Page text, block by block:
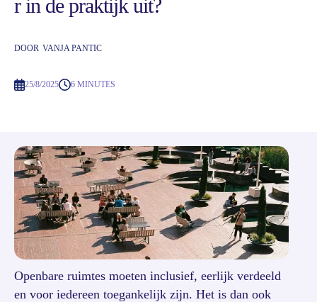
r in de praktijk uit?
DOOR VANJA PANTIC
25/8/2025 6 MINUTES
Openbare ruimtes moeten inclusief, eerlijk verdeeld
en voor iedereen toegankelijk zijn. Het is dan ook